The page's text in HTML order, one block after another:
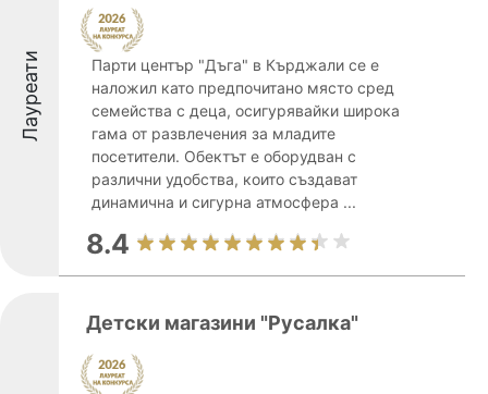
Лауреати
Парти център "Дъга" в Кърджали се е
наложил като предпочитано място сред
семейства с деца, осигурявайки широка
гама от развлечения за младите
посетители. Обектът е оборудван с
различни удобства, които създават
динамична и сигурна атмосфера ...
8.4
Детски магазини "Русалка"